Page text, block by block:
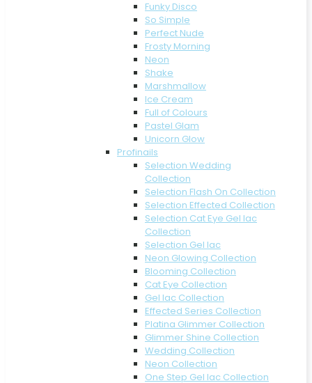
Funky Disco
So Simple
Perfect Nude
Frosty Morning
Neon
Shake
Marshmallow
Ice Cream
Full of Colours
Pastel Glam
Unicorn Glow
Profinails
Selection Wedding
Collection
Selection Flash On Collection
Selection Effected Collection
Selection Cat Eye Gel lac
Collection
Selection Gel lac
Neon Glowing Collection
Blooming Collection
Cat Eye Collection
Gel lac Collection
Effected Series Collection
Platina Glimmer Collection
Glimmer Shine Collection
Wedding Collection
Neon Collection
One Step Gel lac Collection